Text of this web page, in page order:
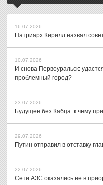
16.07.2026
Патриарх Кирилл назвал
10.07.2026
И снова Первоуральск:
проблемный город?
23.07.2026
Будущее без Кабца: к чему
29.07.2026
Путин отправил в отставку
22.07.2026
Сети АЗС оказались не в